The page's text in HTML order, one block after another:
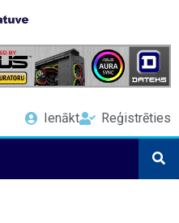
Ienākt Reģistrēties